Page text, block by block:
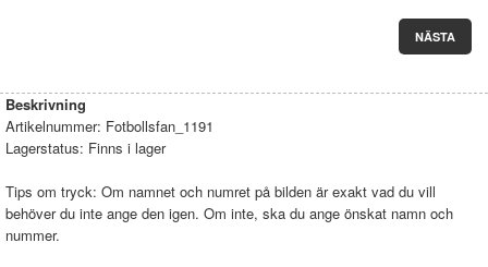
NÄSTA
Beskrivning
Artikelnummer: Fotbollsfan_1191
Lagerstatus: Finns i lager
Tips om tryck: Om namnet och numret på bilden är exakt vad du vill
behöver du inte ange den igen. Om inte, ska du ange önskat namn och
nummer.